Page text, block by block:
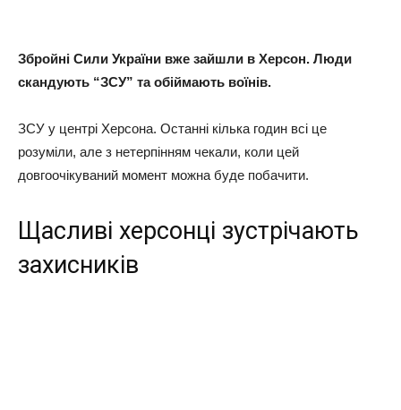
Збройні Сили України вже зайшли в Херсон. Люди
скандують “ЗСУ” та обіймають воїнів.
ЗСУ у центрі Херсона. Останні кілька годин всі це
розуміли, але з нетерпінням чекали, коли цей
довгоочікуваний момент можна буде побачити.
Щасливі херсонці зустрічають
захисників